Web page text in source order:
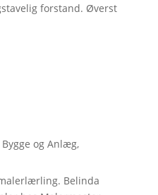
forstand. Øverst
Bygge og Anlæg,
Belinda